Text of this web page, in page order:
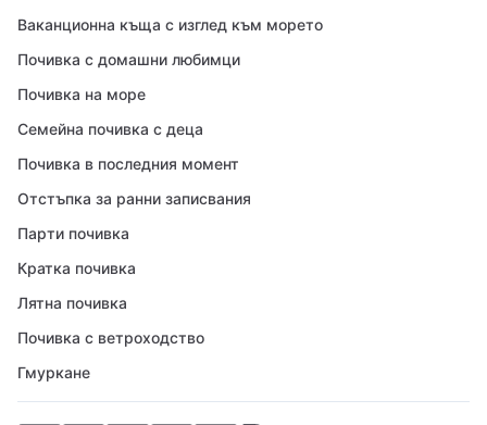
Ваканционна къща с изглед към морето
Почивка с домашни любимци
Почивка на море
Семейна почивка с деца
Почивка в последния момент
Отстъпка за ранни записвания
Парти почивка
Кратка почивка
Лятна почивка
Почивка с ветроходство
Гмуркане